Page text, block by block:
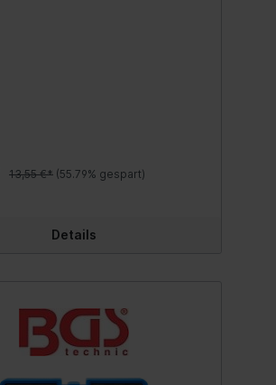
13,55 €* (55.79% gespart)
Details